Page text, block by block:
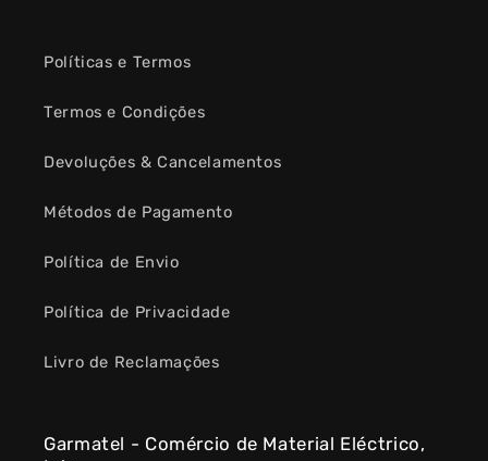
Políticas e Termos
Termos e Condições
Devoluções & Cancelamentos
Métodos de Pagamento
Política de Envio
Política de Privacidade
Livro de Reclamações
Garmatel - Comércio de Material Eléctrico,